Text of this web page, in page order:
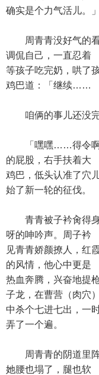
确实是个力气活儿。」
周青青没好气的看
调侃自己，一直忍着
等孩子吃完奶，哄了
鸡巴道：「继续……
咱俩的事儿还没
「嘿嘿……得令啊！
的屁股，右手扶着大
鸡巴，低头认准了穴
始了新一轮的征伐。
青青被子衿肏得身
呀的呻吟声。周子衿
见青青娇颜撩人，红
的风情，他心中更是
热血奔腾，兴奋地提
子龙，在曹营（肉穴）
中杀个七进七出，一
弄了一个遍。
周青青的阴道里阵
她腰也塌了，腿也软